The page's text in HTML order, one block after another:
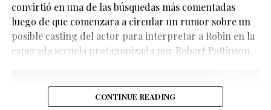
convirtió en una de las búsquedas más comentadas
luego de que comenzara a circular un rumor sobre un
posible casting del actor para interpretar a Robin en la
esperada secuela protagonizada por Robert Pattinson.
CONTINUE READING